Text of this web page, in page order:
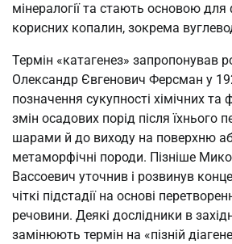
мінералогії та стають основою
корисних копалин, зокрема
Термін «катагенез» запропонував
Олександр Євгенович Ферсман у
позначення сукупності хімічних та
змін осадових порід після їхнього
шарами й до виходу на поверхню
метаморфічні породи. Пізніше
Вассоевич уточнив і розвинув
чіткі підстадії на основі
речовини. Деякі дослідники в
замінюють термін на «пізній